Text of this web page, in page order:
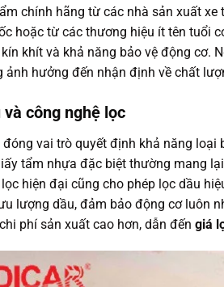
chính hãng từ các nhà sản xuất
hoặc từ các thương hiệu ít tên tuổi
khít và khả năng bảo vệ động cơ.
ảnh hưởng đến nhận định về chất
công nghệ lọc
vai trò quyết định khả năng
tẩm nhựa đặc biệt thường mang
lọc hiện đại cũng cho phép lọc dầu
lượng dầu, đảm bảo động cơ luôn
phí sản xuất cao hơn, dẫn đến giá